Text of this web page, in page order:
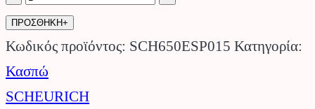
Κασπώ
Ορχιδέας
650
Espresso
ΠΡΟΣΘΗΚΗ+
Κωδικός προϊόντος: SCH650ESP015 Κατηγορία:
Κασπώ
SCHEURICH